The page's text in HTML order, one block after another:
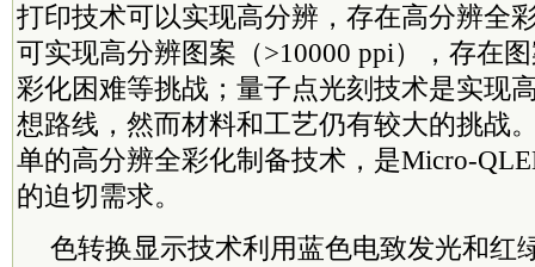
打印技术可以实现高分辨，存在高分辨全
可实现高分辨图案（>10000 ppi），存在
彩化困难等挑战；量子点光刻技术是实现
想路线，然而材料和工艺仍有较大的挑战
单的高分辨全彩化制备技术，是Micro-
的迫切需求。
色转换显示技术利用蓝色电致发光和红